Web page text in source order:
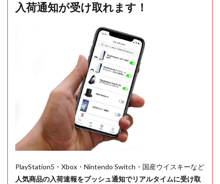
入荷通知が受け取れます！
PlayStation5・Xbox・Nintendo Switch・国産ウイスキーなど
人気商品の入荷速報をプッシュ通知でリアルタイムに受け取